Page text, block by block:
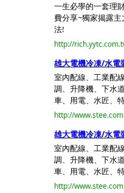
一生必學的一套理
費分享~獨家揭露
法!
http://
雄大電機冷凍/水電
室內配線、工業配
調、升降機、下水
車、用電、水匠、
http://
雄大電機冷凍/水電
室內配線、工業配
調、升降機、下水
車、用電、水匠、
http://